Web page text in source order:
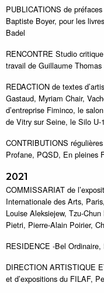
PUBLICATIONS de
Baptiste Boyer, pour les
Badel
RENCONTRE Studio
travail de Guillaume Thomas
REDACTION de textes
Gastaud, Myriam Chair,
d’entreprise Fiminco, le
de Vitry sur Seine, le Silo
CONTRIBUTIONS
Profane, PQSD, En pleines
2021
COMMISSARIAT de
Internationale des Arts,
Louise Aleksiejew, Tzu-
Pietri, Pierre-Alain Poirier,
RESIDENCE -Bel
DIRECTION ARTISTIQUE
et d’expositions du FILAF,